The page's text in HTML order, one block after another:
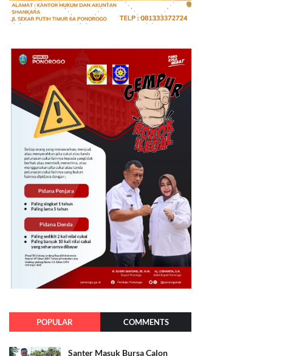
POPULAR COMMENTS
Santer Masuk Bursa Calon